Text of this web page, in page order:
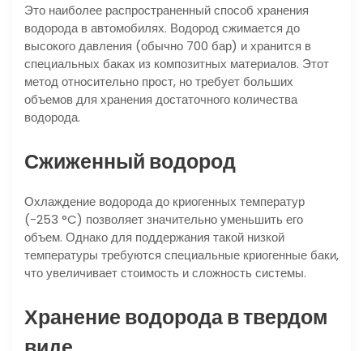
Это наиболее распространенный способ хранения
водорода в автомобилях. Водород сжимается до
высокого давления (обычно 700 бар) и хранится в
специальных баках из композитных материалов. Этот
метод относительно прост, но требует больших
объемов для хранения достаточного количества
водорода.
Сжиженный водород
Охлаждение водорода до криогенных температур
(-253 °C) позволяет значительно уменьшить его
объем. Однако для поддержания такой низкой
температуры требуются специальные криогенные баки,
что увеличивает стоимость и сложность системы.
Хранение водорода в твердом